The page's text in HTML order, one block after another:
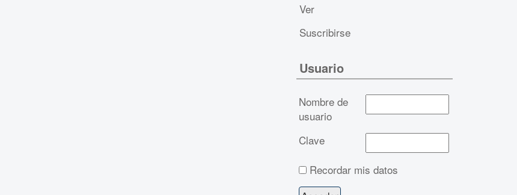
Ver
Suscribirse
Usuario
Nombre de
usuario
Clave
Recordar mis datos